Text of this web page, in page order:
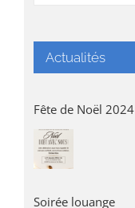
Actualités
Fête de Noël 2024
Soirée louange